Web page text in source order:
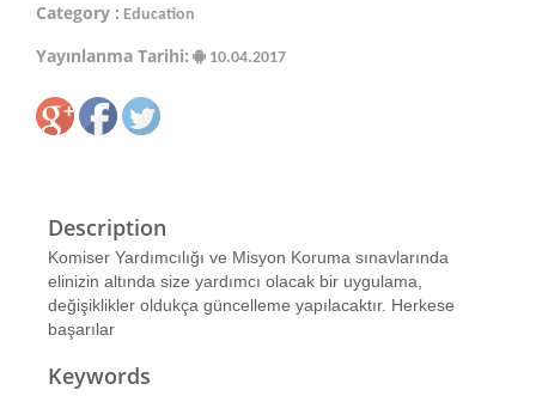
Category : Education
Yayınlanma Tarihi: 10.04.2017
Description
Komiser Yardımcılığı ve Misyon Koruma sınavlarında
elinizin altında size yardımcı olacak bir uygulama,
değişiklikler oldukça güncelleme yapılacaktır. Herkese
başarılar
Keywords